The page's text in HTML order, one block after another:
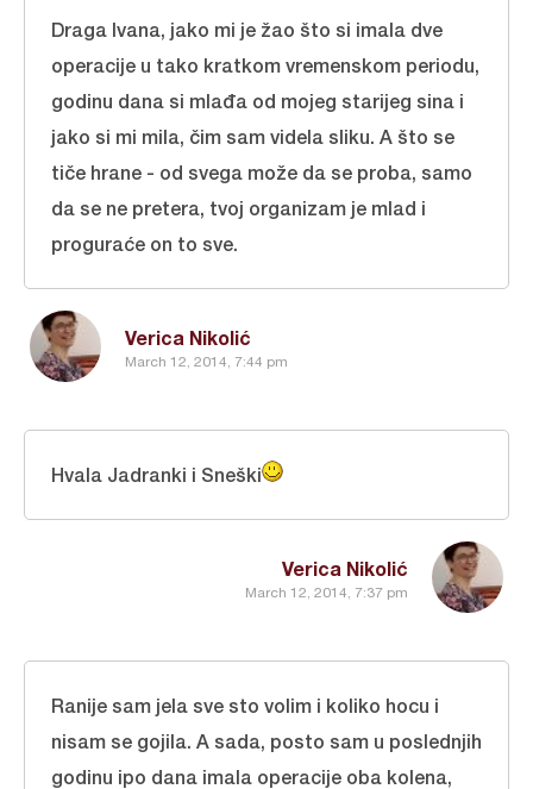
Verica Nikolić
March 12, 2014, 7:44 pm
Draga Ivana, jako mi je žao što si imala dve
operacije u tako kratkom vremenskom periodu,
godinu dana si mlađa od mojeg starijeg sina i
jako si mi mila, čim sam videla sliku. A što se
tiče hrane - od svega može da se proba, samo
da se ne pretera, tvoj organizam je mlad i
proguraće on to sve.
Verica Nikolić
March 12, 2014, 7:37 pm
Hvala Jadranki i Sneški
Ranije sam jela sve sto volim i koliko hocu i
nisam se gojila. A sada, posto sam u poslednjih
godinu ipo dana imala operacije oba kolena,